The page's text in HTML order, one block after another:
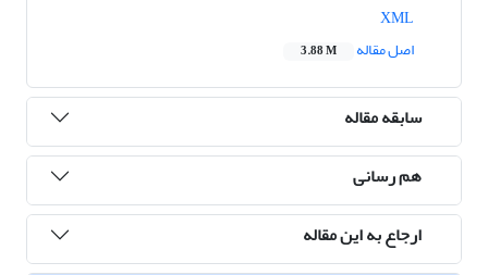
اصل مقاله
3.88 M
سابقه مقاله
هم رسانی
ارجاع به این مقاله